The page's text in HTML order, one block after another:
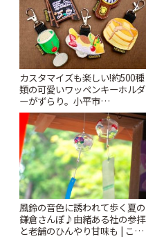
カスタマイズも楽しい!約500種
類の可愛いワッペンキーホルダ
ーがずらり。小平市
「Kimamaya T&K」 | ことりっ
ぷ
風鈴の音色に誘われて歩く夏の
鎌倉さんぽ♪由緒ある社の参拝
と老舗のひんやり甘味も | こと